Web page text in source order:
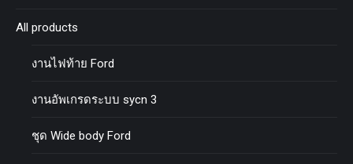
All products
งานไฟท้าย Ford
งานอัพเกรดระบบ sycn 3
ชุด Wide body Ford